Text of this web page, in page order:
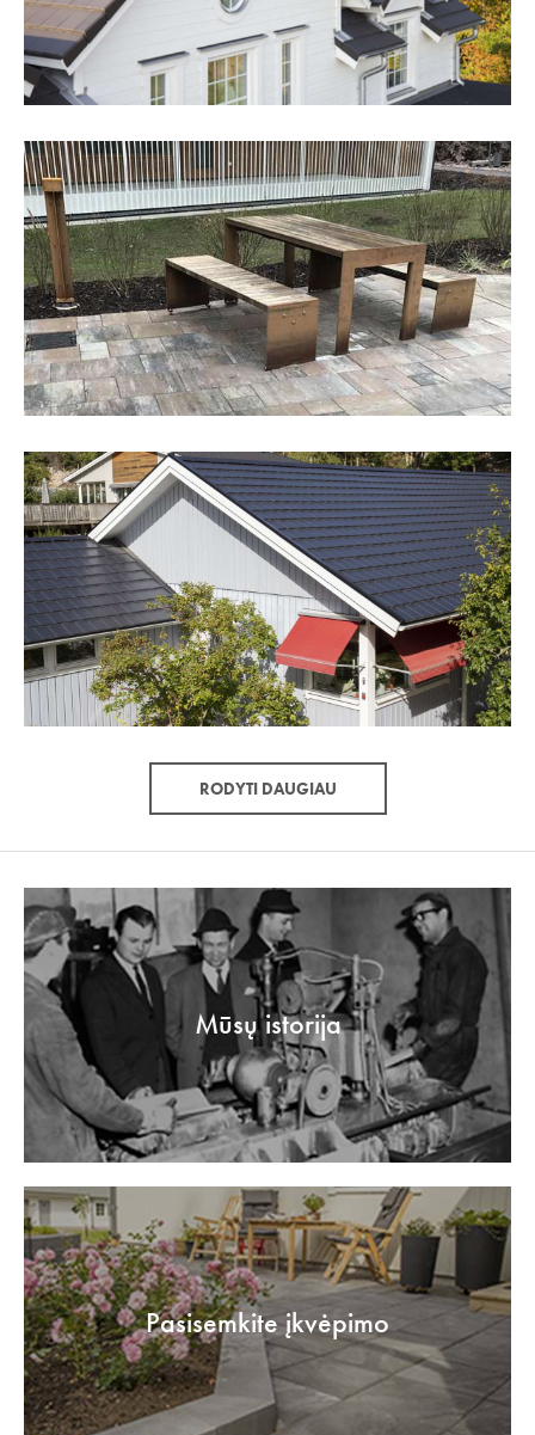
RODYTI DAUGIAU
Mūsų istorija
Pasisemkite įkvėpimo